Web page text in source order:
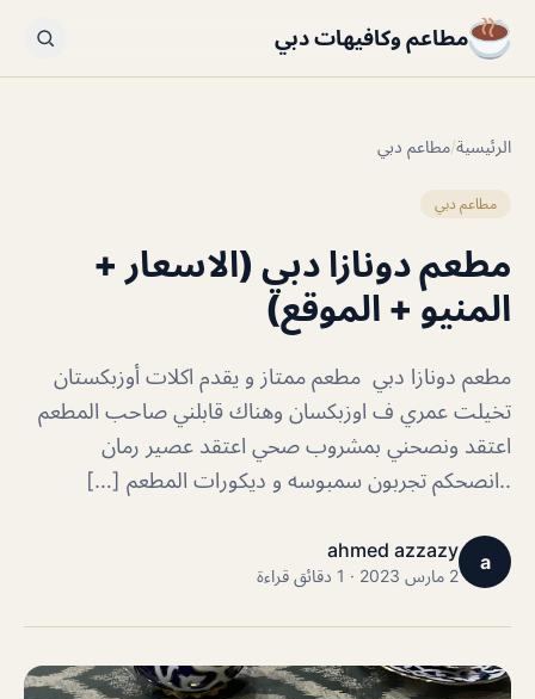
مطاعم وكافيهات دبي
الرئيسية/مطاعم دبي
مطاعم دبي
مطعم دونازا دبي (الاسعار +
المنيو + الموقع)
مطعم دونازا دبي مطعم ممتاز و يقدم اكلات ‏أوزبكستان
تخيلت عمري ف اوزبكسان وهناك قابلني صاحب المطعم
اعتقد ونصحني بمشروب صحي اعتقد عصير رمان
..انصحكم تجربون سمبوسه و ديكورات المطعم […]
a
ahmed azzazy
2 مارس 2023 · 1 دقائق قراءة